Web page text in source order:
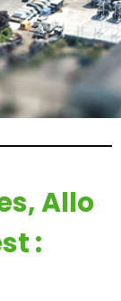
Allo
: